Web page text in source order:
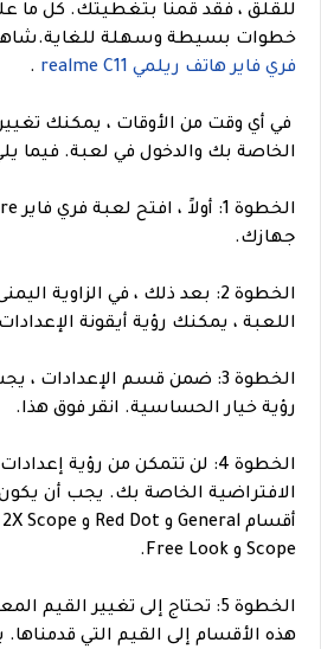
للقلق ، فقد قمنا بتغطيتك. كل ما
خطوات بسيطة وسهلة للغاية.
فري فاير هاتف ريلمي realme C11
.
في أي وقت من الأوقات ، يمكنك
الخاصة بك والدخول في لعبة. فيما
جهازك.
الخطوة 2: بعد ذلك ، في الزاوية
اللعبة ، يمكنك رؤية أيقونة
الخطوة 3: ضمن قسم الإعدادات
رؤية خيار الحساسية. انقر فوق هذا.
الخطوة 4: لن تتمكن من رؤية
الافتراضية الخاصة بك. يجب أن
Scope و Free Look.
الخطوة 5: تحتاج إلى تغيير
هذه الأقسام إلى القيم التي